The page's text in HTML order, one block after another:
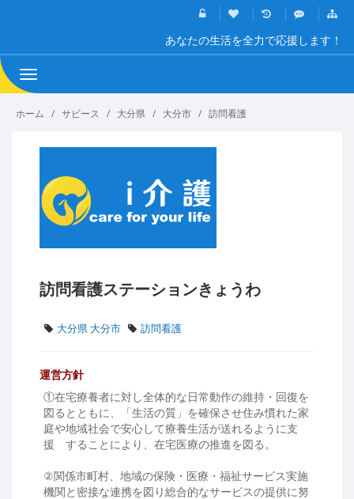
あなたの生活を全力で応援します！
Toggle
navigation
ホーム サビース 大分県 大分市 訪問看護
訪問看護ステーションきょうわ
大分県 大分市 訪問看護
運営方針
①在宅療養者に対し全体的な日常動作の維持・回復を
図るとともに、「生活の質」を確保させ住み慣れた家
庭や地域社会で安心して療養生活が送れるように支
援 することにより、在宅医療の推進を図る。
②関係市町村、地域の保険・医療・福祉サービス実施
機関と密接な連携を図り総合的なサービスの提供に努